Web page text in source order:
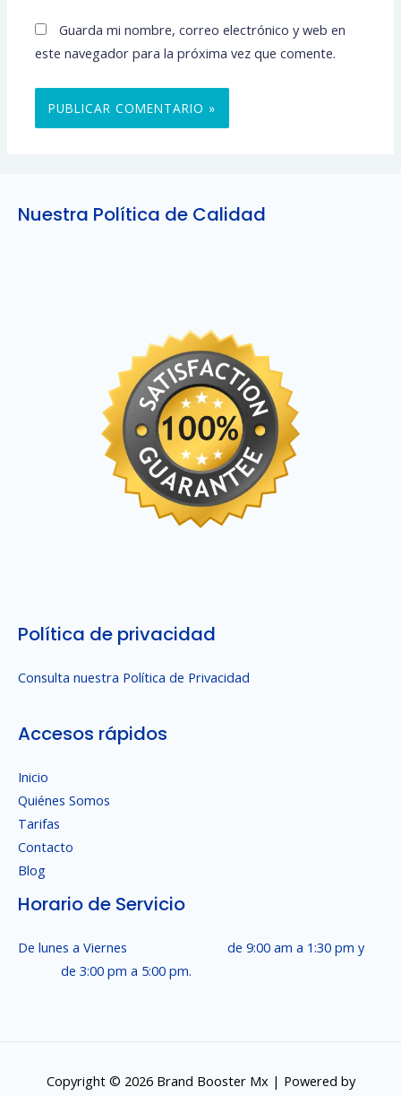
Guarda mi nombre, correo electrónico y web en
este navegador para la próxima vez que comente.
Nuestra Política de Calidad
Política de privacidad
Consulta nuestra Política de Privacidad
Accesos rápidos
Inicio
Quiénes Somos
Tarifas
Contacto
Blog
Horario de Servicio
De lunes a Viernes de 9:00 am a 1:30 pm y
de 3:00 pm a 5:00 pm.
Copyright © 2026 Brand Booster Mx | Powered by